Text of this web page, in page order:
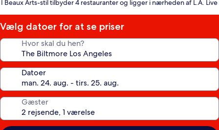
I Beaux Arts-stil tilbyder 4 restauranter og ligger i nærheden af L.A. Live
Vælg datoer for at se priser
Hvor skal du hen?
Datoer
Gæster